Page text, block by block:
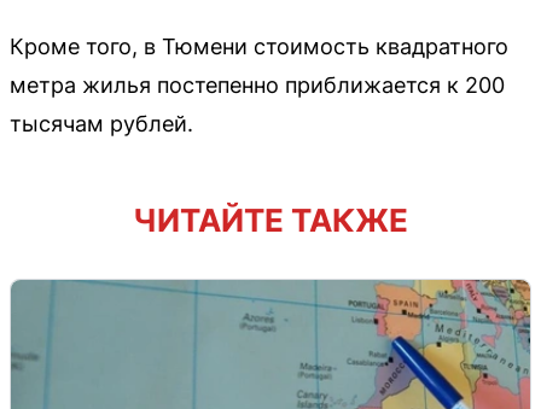
Кроме того, в Тюмени стоимость квадратного
метра жилья постепенно приближается к 200
тысячам рублей.
ЧИТАЙТЕ ТАКЖЕ